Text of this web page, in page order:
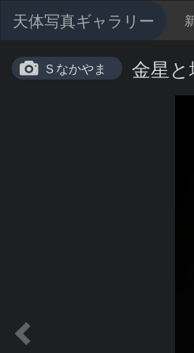
天体写真ギャラリー
Ｓなかやま 金星